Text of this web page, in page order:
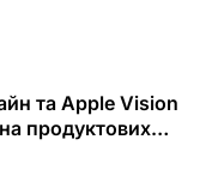
та Apple Vision
продуктових